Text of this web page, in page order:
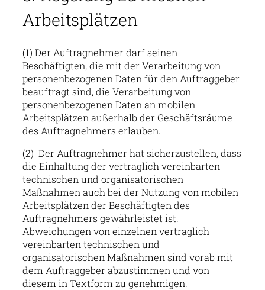
Arbeitsplätzen
(1) Der Auftragnehmer darf seinen
Beschäftigten, die mit der Verarbeitung von
personenbezogenen Daten für den Auftraggeber
beauftragt sind, die Verarbeitung von
personenbezogenen Daten an mobilen
Arbeitsplätzen außerhalb der Geschäftsräume
des Auftragnehmers erlauben.
(2) Der Auftragnehmer hat sicherzustellen, dass
die Einhaltung der vertraglich vereinbarten
technischen und organisatorischen
Maßnahmen auch bei der Nutzung von mobilen
Arbeitsplätzen der Beschäftigten des
Auftragnehmers gewährleistet ist.
Abweichungen von einzelnen vertraglich
vereinbarten technischen und
organisatorischen Maßnahmen sind vorab mit
dem Auftraggeber abzustimmen und von
diesem in Textform zu genehmigen.